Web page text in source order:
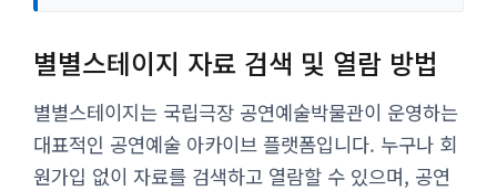
별별스테이지 자료 검색 및 열람 방법
별별스테이지는 국립극장 공연예술박물관이 운영하는
대표적인 공연예술 아카이브 플랫폼입니다. 누구나 회
원가입 없이 자료를 검색하고 열람할 수 있으며, 공연